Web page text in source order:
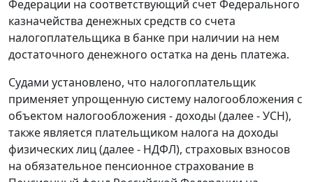
Федерации на соответствующий счет Федерального
казначейства денежных средств со счета
налогоплательщика в банке при наличии на нем
достаточного денежного остатка на день платежа.
Судами установлено, что налогоплательщик
применяет упрощенную систему налогообложения с
объектом налогообложения - доходы (далее - УСН),
также является плательщиком налога на доходы
физических лиц (далее - НДФЛ), страховых взносов
на обязательное пенсионное страхование в